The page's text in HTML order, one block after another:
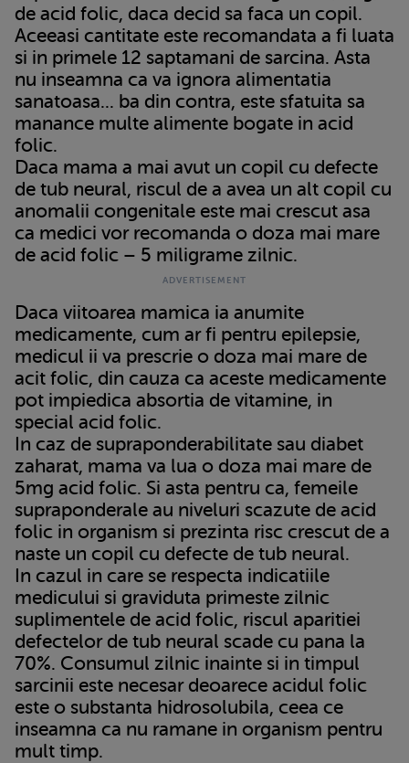
de acid folic, daca decid sa faca un copil.
Aceeasi cantitate este recomandata a fi luata
si in primele 12 saptamani de sarcina. Asta
nu inseamna ca va ignora alimentatia
sanatoasa... ba din contra, este sfatuita sa
manance multe alimente bogate in acid
folic.
Daca mama a mai avut un copil cu defecte
de tub neural, riscul de a avea un alt copil cu
anomalii congenitale este mai crescut asa
ca medici vor recomanda o doza mai mare
de acid folic – 5 miligrame zilnic.
Daca viitoarea mamica ia anumite
medicamente, cum ar fi pentru epilepsie,
medicul ii va prescrie o doza mai mare de
acit folic, din cauza ca aceste medicamente
pot impiedica absortia de vitamine, in
special acid folic.
In caz de supraponderabilitate sau diabet
zaharat, mama va lua o doza mai mare de
5mg acid folic. Si asta pentru ca, femeile
supraponderale au niveluri scazute de acid
folic in organism si prezinta risc crescut de a
naste un copil cu defecte de tub neural.
In cazul in care se respecta indicatiile
medicului si graviduta primeste zilnic
suplimentele de acid folic, riscul aparitiei
defectelor de tub neural scade cu pana la
70%. Consumul zilnic inainte si in timpul
sarcinii este necesar deoarece acidul folic
este o substanta hidrosolubila, ceea ce
inseamna ca nu ramane in organism pentru
mult timp.